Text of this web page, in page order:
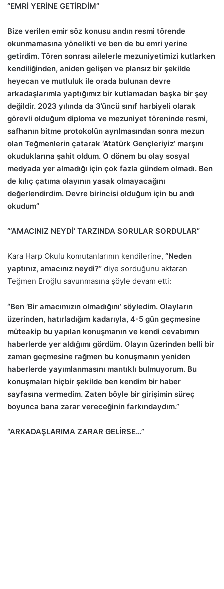
“EMRİ YERİNE GETİRDİM”
Bize verilen emir söz konusu andın resmi törende
okunmamasına yönelikti ve ben de bu emri yerine
getirdim. Tören sonrası ailelerle mezuniyetimizi kutlarken
kendiliğinden, aniden gelişen ve plansız bir şekilde
heyecan ve mutluluk ile orada bulunan devre
arkadaşlarımla yaptığımız bir kutlamadan başka bir şey
değildir. 2023 yılında da 3’üncü sınıf harbiyeli olarak
görevli olduğum diploma ve mezuniyet töreninde resmi,
safhanın bitme protokolün ayrılmasından sonra mezun
olan Teğmenlerin çatarak ‘Atatürk Gençleriyiz’ marşını
okuduklarına şahit oldum. O dönem bu olay sosyal
medyada yer almadığı için çok fazla gündem olmadı. Ben
de kılıç çatıma olayının yasak olmayacağını
değerlendirdim. Devre birincisi olduğum için bu andı
okudum”
“‘AMACINIZ NEYDİ’ TARZINDA SORULAR SORDULAR”
Kara Harp Okulu komutanlarının kendilerine, “Neden
yaptınız, amacınız neydi?” diye sorduğunu aktaran
Teğmen Eroğlu savunmasına şöyle devam etti:
“Ben ‘Bir amacımızın olmadığını’ söyledim. Olayların
üzerinden, hatırladığım kadarıyla, 4-5 gün geçmesine
müteakip bu yapılan konuşmanın ve kendi cevabımın
haberlerde yer aldığımı gördüm. Olayın üzerinden belli bir
zaman geçmesine rağmen bu konuşmanın yeniden
haberlerde yayımlanmasını mantıklı bulmuyorum. Bu
konuşmaları hiçbir şekilde ben kendim bir haber
sayfasına vermedim. Zaten böyle bir girişimin süreç
boyunca bana zarar vereceğinin farkındaydım.”
“ARKADAŞLARIMA ZARAR GELİRSE…”